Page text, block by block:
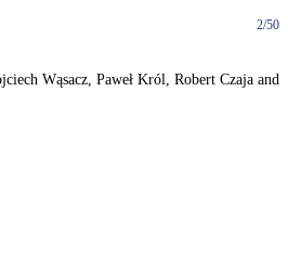
2/50
Wąsacz, Paweł Król, Robert Czaja and